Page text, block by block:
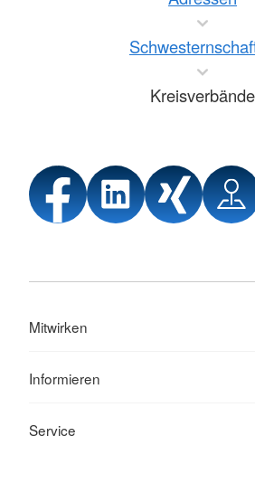
Kreisverbände
Mitwirken
Informieren
Service